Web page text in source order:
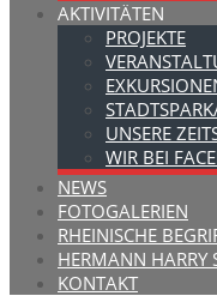
AKTIVITÄTEN
PROJEKTE
UNSERE
WIR BEI
NEWS
FOTOGALERIEN
RHEINISCHE
HERMANN HARRY
KONTAKT